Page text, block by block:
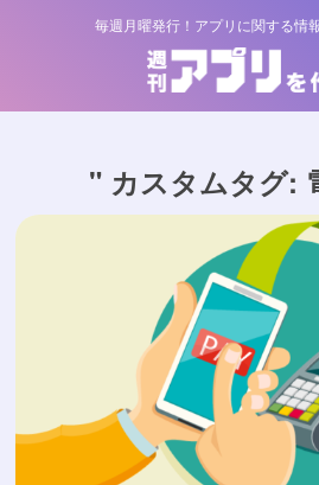
毎週月曜発行！アプリに関する情
" カスタムタグ: